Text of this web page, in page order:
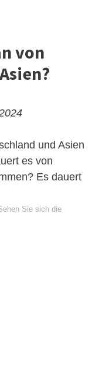
von
und Asien
es von
Es dauert
Sie sich die